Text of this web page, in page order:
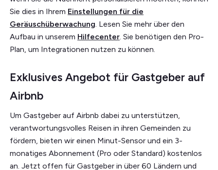
Sie dies in Ihrem Einstellungen für die
Geräuschüberwachung. Lesen Sie mehr über den
Aufbau in unserem Hilfecenter. Sie benötigen den Pro-
Plan, um Integrationen nutzen zu können.
Exklusives Angebot für Gastgeber auf
Airbnb
Um Gastgeber auf Airbnb dabei zu unterstützen,
verantwortungsvolles Reisen in ihren Gemeinden zu
fördern, bieten wir einen Minut-Sensor und ein 3-
monatiges Abonnement (Pro oder Standard) kostenlos
an. Jetzt offen für Gastgeber in über 60 Ländern und